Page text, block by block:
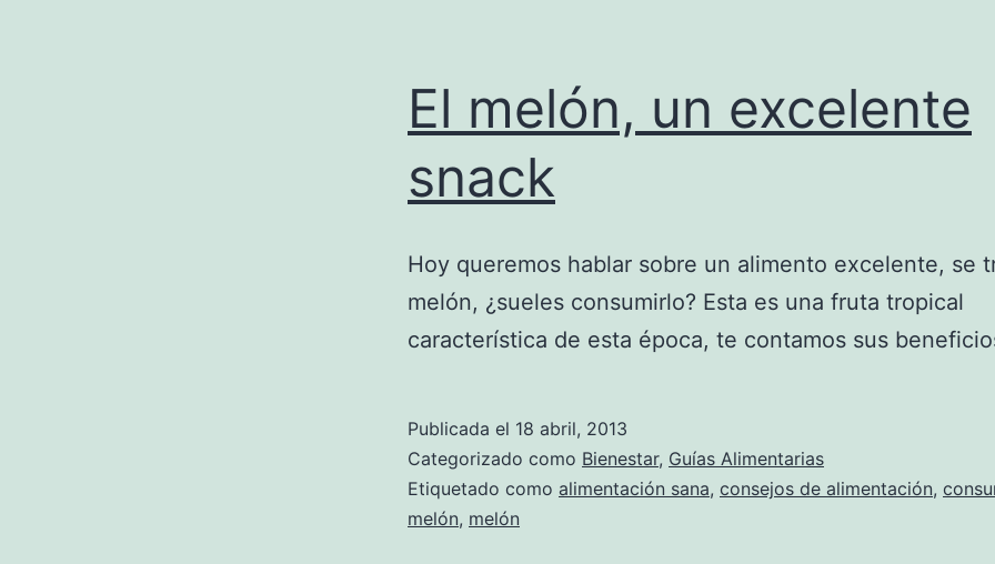
El melón, un excelente
snack
Hoy queremos hablar sobre un alimento excelente, se
melón, ¿sueles consumirlo? Esta es una fruta tropical
característica de esta época, te contamos sus
Publicada el 18 abril, 2013
Categorizado como Bienestar, Guías Alimentarias
Etiquetado como alimentación sana, consejos de alimentación,
melón, melón